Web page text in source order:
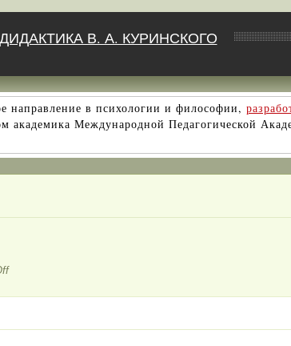
В. А. КУРИНСКОГО
направление в психологии и философии,
академика Международной Педагогической
on